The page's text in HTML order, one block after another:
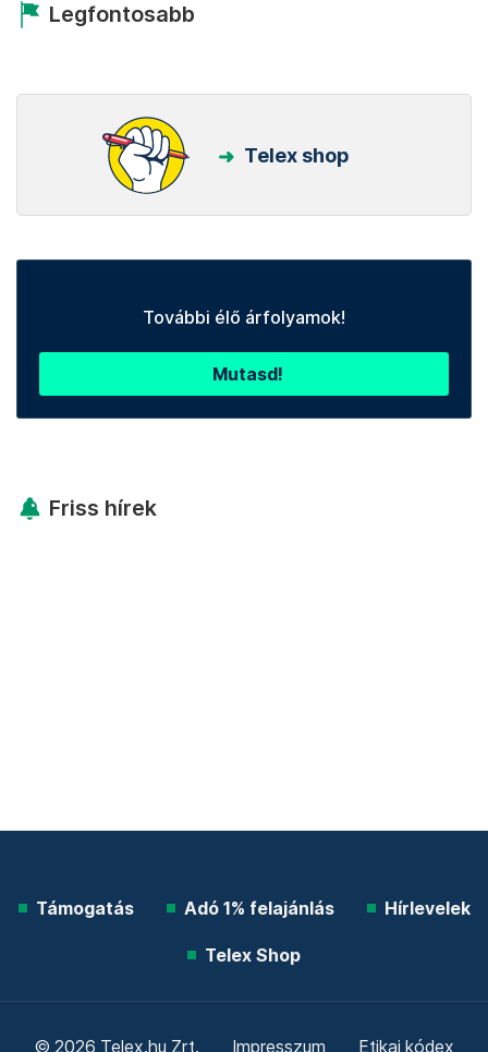
Legfontosabb
Telex shop
További élő árfolyamok!
Mutasd!
Friss hírek
Támogatás Adó 1% felajánlás Hírlevelek
Telex Shop
© 2026 Telex.hu Zrt. Impresszum Etikai kódex